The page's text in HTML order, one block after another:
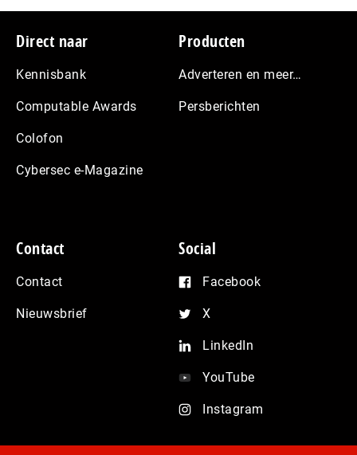
Footer
Direct naar
Kennisbank
Computable Awards
Colofon
Cybersec e-Magazine
Producten
Adverteren en meer…
Persberichten
Contact
Contact
Nieuwsbrief
Social
Facebook
X
LinkedIn
YouTube
Instagram